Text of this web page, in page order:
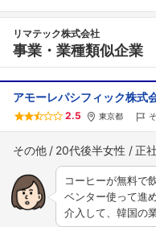
リマテック株式会社
事業・業種類似企業
アモーレパシフィック株式
2.5 東京都
その他 20代後半女性 正
コーヒーが無料で
ベンター使って進
介入して、韓国の